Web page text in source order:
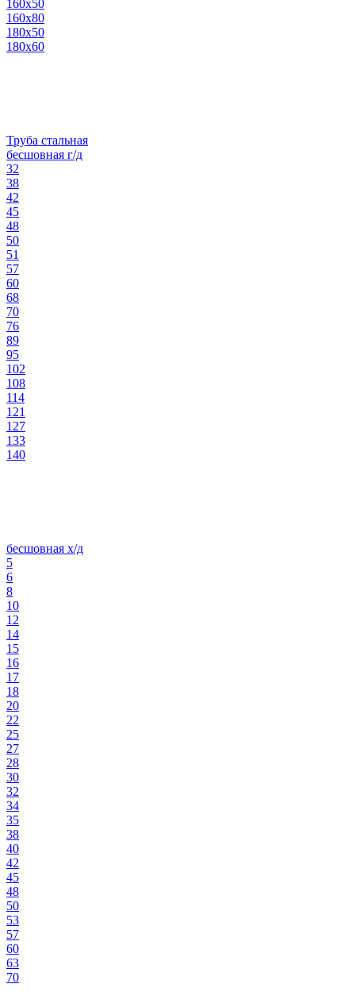
160х50
160х80
180х50
180х60
Труба стальная
бесшовная г/д
32
38
42
45
48
50
51
57
60
68
70
76
89
95
102
108
114
121
127
133
140
бесшовная х/д
5
6
8
10
12
14
15
16
17
18
20
22
25
27
28
30
32
34
35
38
40
42
45
48
50
53
57
60
63
70